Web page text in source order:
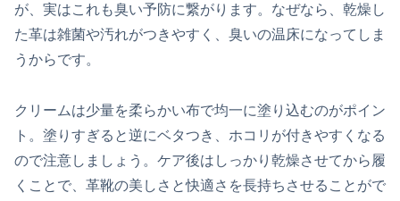
が、実はこれも臭い予防に繋がります。なぜなら、乾燥し
た革は雑菌や汚れがつきやすく、臭いの温床になってしま
うからです。
クリームは少量を柔らかい布で均一に塗り込むのがポイン
ト。塗りすぎると逆にベタつき、ホコリが付きやすくなる
ので注意しましょう。ケア後はしっかり乾燥させてから履
くことで、革靴の美しさと快適さを長持ちさせることがで